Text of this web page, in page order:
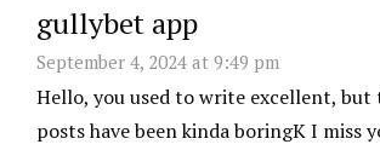
gullybet app
September 4, 2024 at 9:49 pm
Hello, you used to write excellent, but
posts have been kinda boringK I miss